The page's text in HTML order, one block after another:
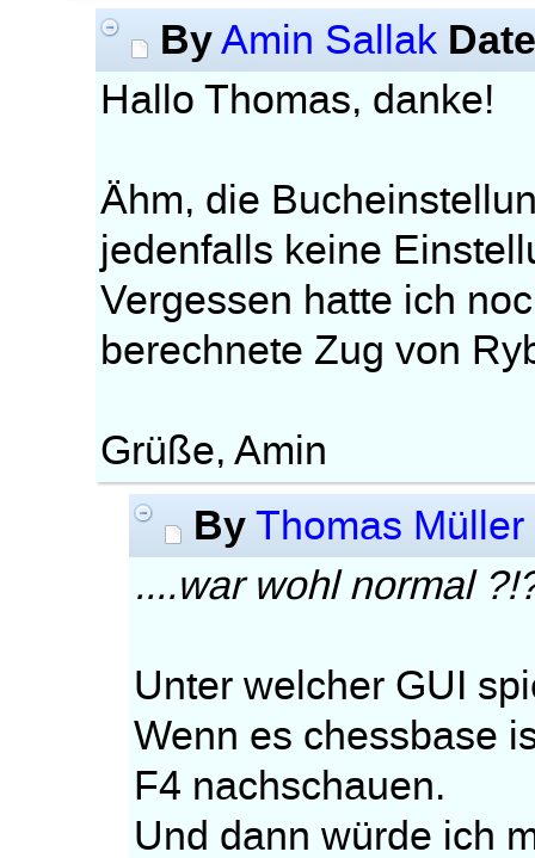
ByAmin Sallak
Hallo Thomas, danke!
Ähm, die
jedenfalls keine
Vergessen hatte ich
berechnete Zug von
Grüße, Amin
By Thomas Müller
....war wohl normal
Unter welcher GUI
Wenn es chessbase
F4 nachschauen.
Und dann würde ich